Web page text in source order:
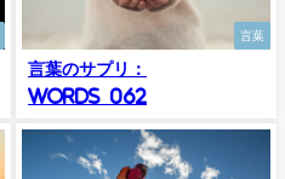
言葉
言葉のサプリ：
Words_062